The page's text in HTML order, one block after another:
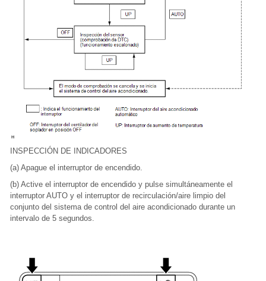
INSPECCIÓN DE INDICADORES
(a) Apague el interruptor de encendido.
(b) Active el interruptor de encendido y pulse simultáneamente el
interruptor AUTO y el interruptor de recirculación/aire limpio del
conjunto del sistema de control del aire acondicionado durante un
intervalo de 5 segundos.